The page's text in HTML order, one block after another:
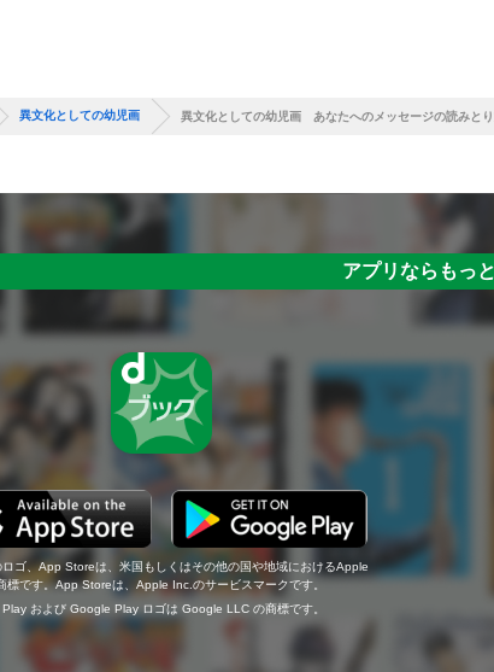
異文化としての幼児画 異文化としての幼児画 あなたへのメッセージの読みと
アプリならもっ
ゴ、App Storeは、米国もしくはその他の国や地域におけるApple
標です。App Storeは、Apple Inc.のサービスマークです。
および Google Play ロゴは Google LLC の商標です。